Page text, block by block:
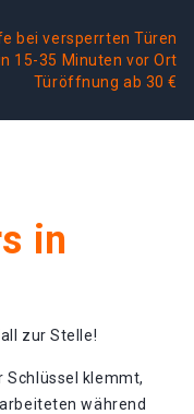
bei versperrten Türen
15-35 Minuten vor Ort
Türöffnung ab 30 €
in
zur Stelle!
Schlüssel klemmt,
während